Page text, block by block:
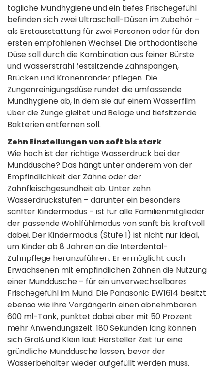
tägliche Mundhygiene und ein tiefes Frischegefühl
befinden sich zwei Ultraschall-Düsen im Zubehör –
als Erstausstattung für zwei Personen oder für den
ersten empfohlenen Wechsel. Die orthodontische
Düse soll durch die Kombination aus feiner Bürste
und Wasserstrahl festsitzende Zahnspangen,
Brücken und Kronenränder pflegen. Die
Zungenreinigungsdüse rundet die umfassende
Mundhygiene ab, in dem sie auf einem Wasserfilm
über die Zunge gleitet und Beläge und tiefsitzende
Bakterien entfernen soll.
Zehn Einstellungen von soft bis stark
Wie hoch ist der richtige Wasserdruck bei der
Munddusche? Das hängt unter anderem von der
Empfindlichkeit der Zähne oder der
Zahnfleischgesundheit ab. Unter zehn
Wasserdruckstufen – darunter ein besonders
sanfter Kindermodus – ist für alle Familienmitglieder
der passende Wohlfühlmodus von sanft bis kraftvoll
dabei. Der Kindermodus (Stufe 1) ist nicht nur ideal,
um Kinder ab 8 Jahren an die Interdental-
Zahnpflege heranzuführen. Er ermöglicht auch
Erwachsenen mit empfindlichen Zähnen die Nutzung
einer Munddusche – für ein unverwechselbares
Frischegefühl im Mund. Die Panasonic EW1614 besitzt
ebenso wie ihre Vorgängerin einen abnehmbaren
600 ml-Tank, punktet dabei aber mit 50 Prozent
mehr Anwendungszeit. 180 Sekunden lang können
sich Groß und Klein laut Hersteller Zeit für eine
gründliche Munddusche lassen, bevor der
Wasserbehälter wieder aufgefüllt werden muss.